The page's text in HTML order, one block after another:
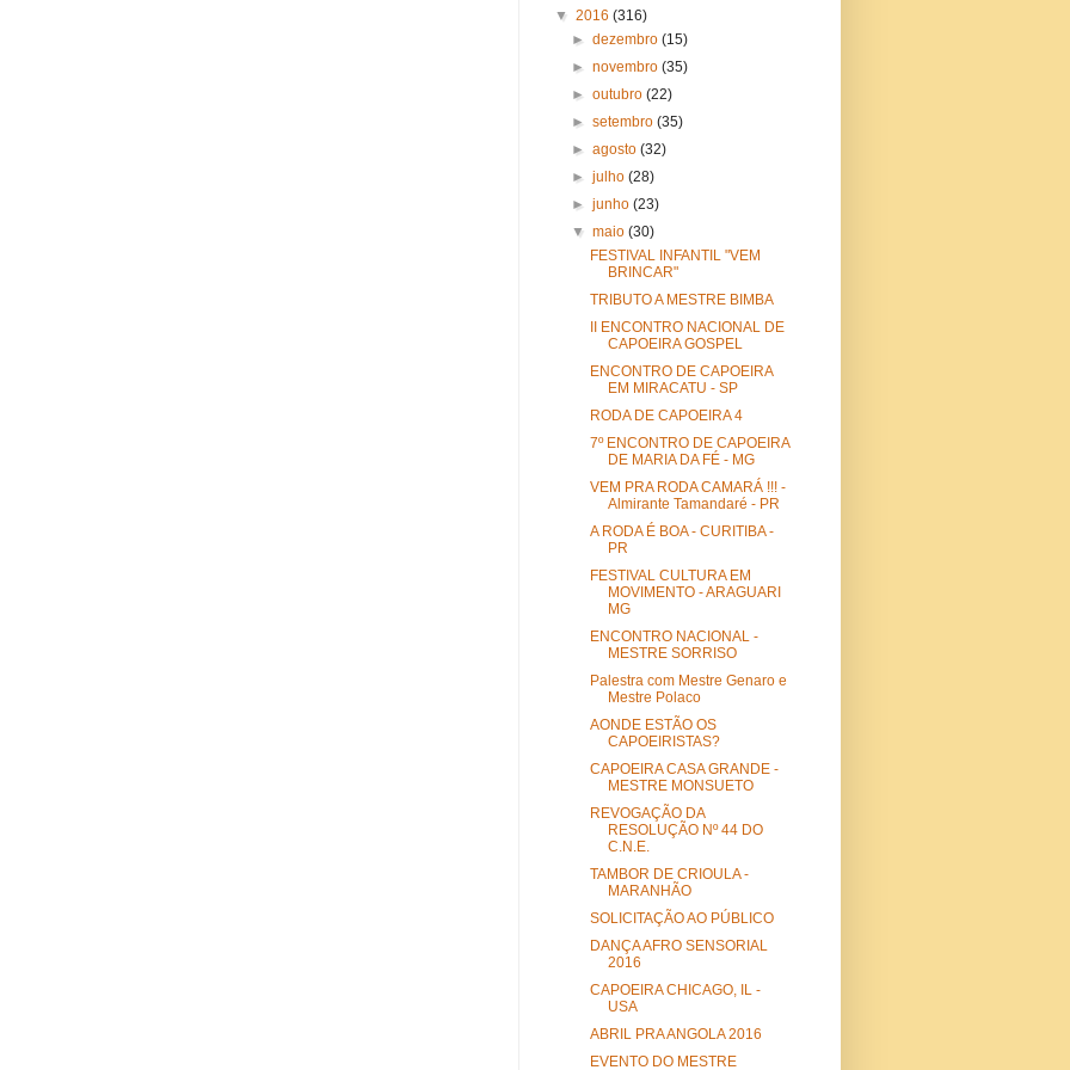
▼ 2016 (316)
►dezembro(15)
►novembro(35)
►outubro(22)
►setembro(35)
►agosto(32)
►julho(28)
►junho(23)
▼maio(30)
FESTIVAL INFANTIL "VEM
BRINCAR"
TRIBUTO A MESTRE BIMBA
II ENCONTRO NACIONAL DE
CAPOEIRA GOSPEL
ENCONTRO DE CAPOEIRA
EM MIRACATU - SP
RODA DE CAPOEIRA 4
7º ENCONTRO DE CAPOEIRA
DE MARIA DA FÉ - MG
VEM PRA RODA CAMARÁ !!! -
Almirante Tamandaré - PR
A RODA É BOA - CURITIBA -
PR
FESTIVAL CULTURA EM
MOVIMENTO - ARAGUARI
MG
ENCONTRO NACIONAL -
MESTRE SORRISO
Palestra com Mestre Genaro e
Mestre Polaco
AONDE ESTÃO OS
CAPOEIRISTAS?
CAPOEIRA CASA GRANDE -
MESTRE MONSUETO
REVOGAÇÃO DA
RESOLUÇÃO Nº 44 DO
C.N.E.
TAMBOR DE CRIOULA -
MARANHÃO
SOLICITAÇÃO AO PÚBLICO
DANÇA AFRO SENSORIAL
2016
CAPOEIRA CHICAGO, IL -
USA
ABRIL PRA ANGOLA 2016
EVENTO DO MESTRE